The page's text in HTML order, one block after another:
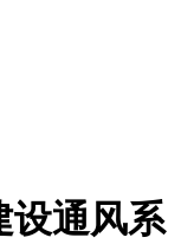
设通风系